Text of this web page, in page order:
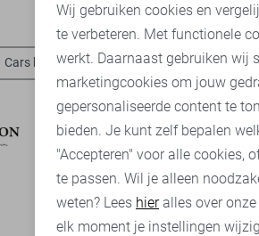
21,60
26,99
Cars broeken Only & Sons korte broeken
Analytische cookies
Wij gebruiken cookies en
te verbeteren. Met functionele
werkt. Daarnaast gebruiken wij
marketingcookies om jouw
gepersonaliseerde content te
bieden. Je kunt zelf bepalen
"Accepteren" voor alle cookies,
te passen. Wil je alleen
weten? Lees hieralles over
elk moment je instellingen